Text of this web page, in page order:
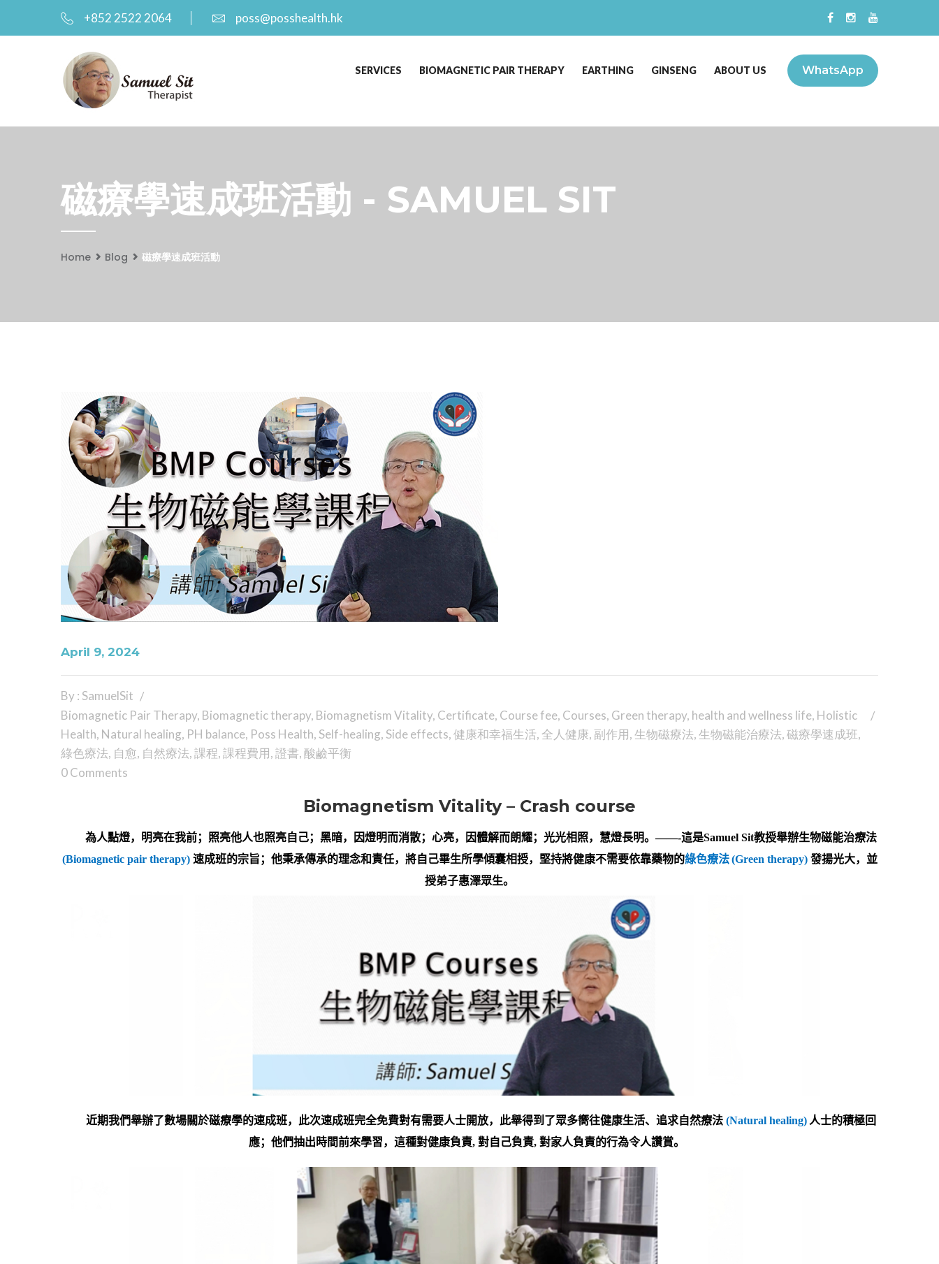
+852 2522 2064 poss@posshealth.hk
WhatsApp
SERVICES BIOMAGNETIC PAIR THERAPY EARTHING GINSENG ABOUT US
磁療學速成班活動 - SAMUEL SIT
Home Blog 磁療學速成班活動
April 9, 2024
By : SamuelSit
Biomagnetic Pair Therapy, Biomagnetic therapy, Biomagnetism Vitality, Certificate, Course fee, Courses, Green therapy, health and wellness life, Holistic
Health, Natural healing, PH balance, Poss Health, Self-healing, Side effects,健康和幸福生活,全人健康,副作用, 生物磁療法, 生物磁能治療法,磁療學速成班,
綠色療法, 自愈, 自然療法,課程,課程費用,證書,酸鹼平衡
0 Comments
Biomagnetism Vitality – Crash course
為人點燈，明亮在我前；照亮他人也照亮自己；黑暗，因燈明而消散；心亮，因體解而朗耀；光光相照，慧燈長明。——-這是Samuel Sit教授舉辦生物磁能治療法
(Biomagnetic pair therapy) 速成班的宗旨；他秉承傳承的理念和責任，將自己畢生所學傾囊相授，堅持將健康不需要依靠藥物的綠色療法 (Green therapy) 發揚光大，並
授弟子惠澤眾生。
近期我們舉辦了數場關於磁療學的速成班，此次速成班完全免費對有需要人士開放，此舉得到了眾多嚮往健康生活、追求自然療法 (Natural healing) 人士的積極回
應；他們抽出時間前來學習，這種對健康負責, 對自己負責, 對家人負責的行為令人讚賞。